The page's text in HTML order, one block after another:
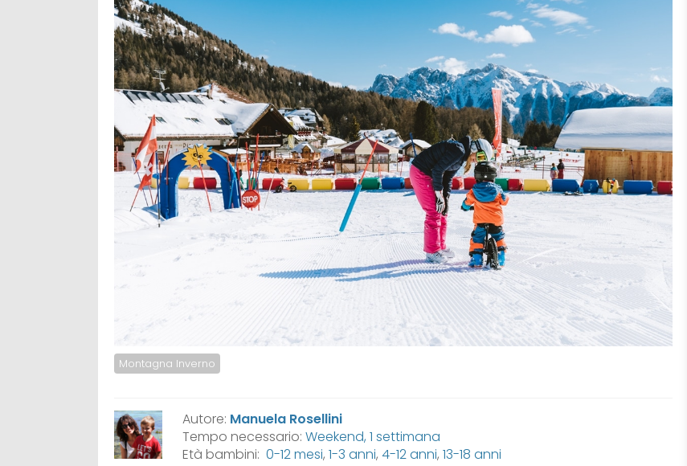
Montagna Inverno
Autore: Manuela Rosellini
Tempo necessario: Weekend, 1 settimana
Età bambini: 0-12 mesi, 1-3 anni, 4-12 anni, 13-18 anni